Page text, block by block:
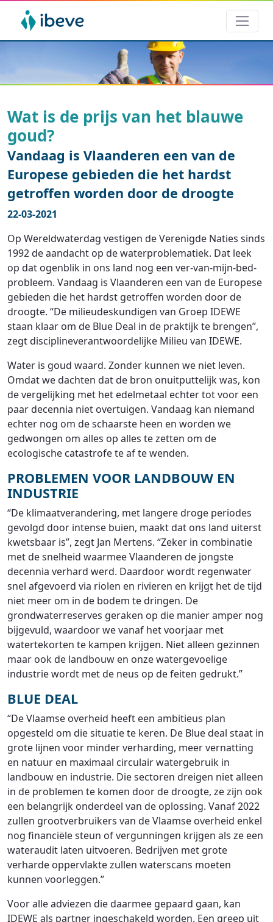
Wat is de prijs van het blauwe
goud?
Vandaag is Vlaanderen een van de
Europese gebieden die het hardst
getroffen worden door de droogte
22-03-2021
Op Wereldwaterdag vestigen de Verenigde Naties sinds
1992 de aandacht op de waterproblematiek. Dat leek
op dat ogenblik in ons land nog een ver-van-mijn-bed-
probleem. Vandaag is Vlaanderen een van de Europese
gebieden die het hardst getroffen worden door de
droogte. “De milieudeskundigen van Groep IDEWE
staan klaar om de Blue Deal in de praktijk te brengen”,
zegt disciplineverantwoordelijke Milieu van IDEWE.
Water is goud waard. Zonder kunnen we niet leven.
Omdat we dachten dat de bron onuitputtelijk was, kon
de vergelijking met het edelmetaal echter tot voor een
paar decennia niet overtuigen. Vandaag kan niemand
echter nog om de schaarste heen en worden we
gedwongen om alles op alles te zetten om de
ecologische catastrofe te af te wenden.
PROBLEMEN VOOR LANDBOUW EN
INDUSTRIE
“De klimaatverandering, met langere droge periodes
gevolgd door intense buien, maakt dat ons land uiterst
kwetsbaar is”, zegt Jan Mertens. “Zeker in combinatie
met de snelheid waarmee Vlaanderen de jongste
decennia verhard werd. Daardoor wordt regenwater
snel afgevoerd via riolen en rivieren en krijgt het de tijd
niet meer om in de bodem te dringen. De
grondwaterreserves geraken op die manier amper nog
bijgevuld, waardoor we vanaf het voorjaar met
watertekorten te kampen krijgen. Niet alleen gezinnen
maar ook de landbouw en onze watergevoelige
industrie wordt met de neus op de feiten gedrukt.”
BLUE DEAL
“De Vlaamse overheid heeft een ambitieus plan
opgesteld om die situatie te keren. De Blue deal staat in
grote lijnen voor minder verharding, meer vernatting
en natuur en maximaal circulair watergebruik in
landbouw en industrie. Die sectoren dreigen niet alleen
in de problemen te komen door de droogte, ze zijn ook
een belangrijk onderdeel van de oplossing. Vanaf 2022
zullen grootverbruikers van de Vlaamse overheid enkel
nog financiële steun of vergunningen krijgen als ze een
wateraudit laten uitvoeren. Bedrijven met grote
verharde oppervlakte zullen waterscans moeten
kunnen voorleggen.”
Voor alle adviezen die daarmee gepaard gaan, kan
IDEWE als partner ingeschakeld worden. Een greep uit